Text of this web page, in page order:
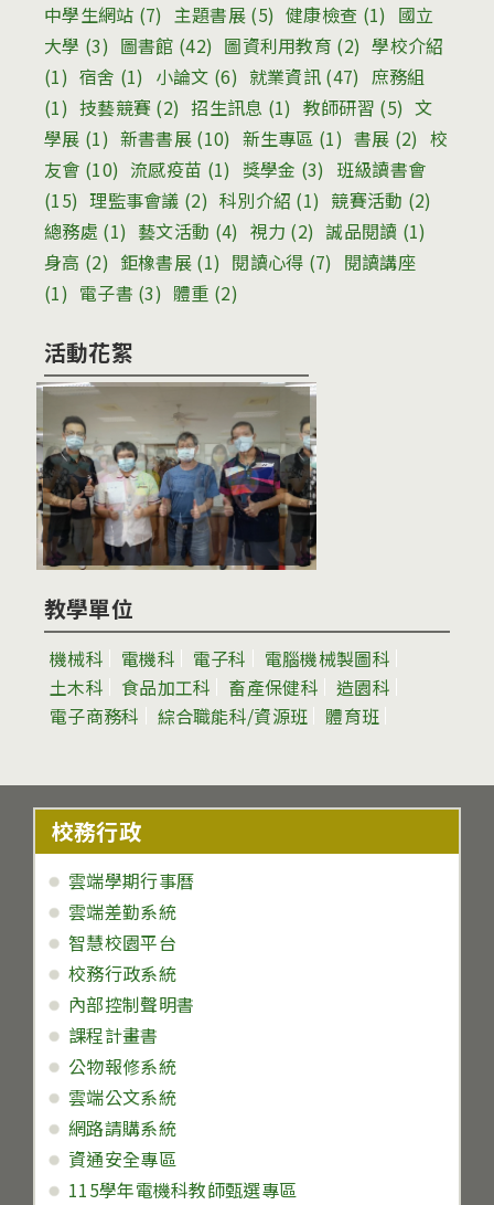
中學生網站 (7) 主題書展(5) 健康檢查 (1) 國立
大學 (3) 圖書館 (42) 圖資利用教育 (2) 學校介紹
(1) 宿舍 (1) 小論文 (6) 就業資訊 (47) 庶務組
(1) 技藝競賽 (2) 招生訊息 (1) 教師研習 (5) 文
學展 (1) 新書書展 (10) 新生專區 (1) 書展 (2) 校
友會 (10) 流感疫苗 (1) 獎學金 (3) 班級讀書會
(15) 理監事會議 (2) 科別介紹 (1) 競賽活動 (2)
總務處 (1) 藝文活動 (4) 視力 (2) 誠品閱讀 (1)
身高 (2) 鉅橡書展 (1) 閱讀心得 (7) 閱讀講座
(1) 電子書 (3) 體重 (2)
活動花絮
教學單位
機械科 電機科 電子科
電腦機械製圖科
土木科
食品加工科 畜產保健科
造園科
電子商務科
綜合職能科/資源班 體育班
校務行政
雲端學期行事曆
雲端差勤系統
智慧校園平台
校務行政系統
內部控制聲明書
課程計畫書
公物報修系統
雲端公文系統
網路請購系統
資通安全專區
115學年電機科教師甄選專區